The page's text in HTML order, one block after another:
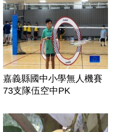
嘉義縣國中小學無人機賽
73支隊伍空中PK